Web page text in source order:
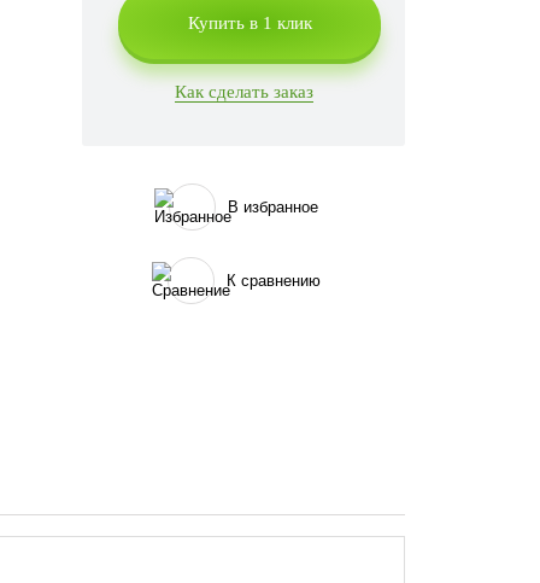
Купить в 1 клик
Как сделать заказ
В избранное
К сравнению